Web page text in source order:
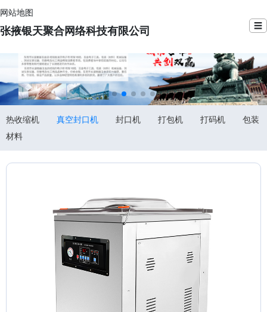
网站地图
张掖银天聚合网络科技有限公司 ☰
热收缩机 真空封口机 封口机 打包机 打码机
包装
材料